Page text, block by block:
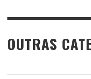
OUTRAS